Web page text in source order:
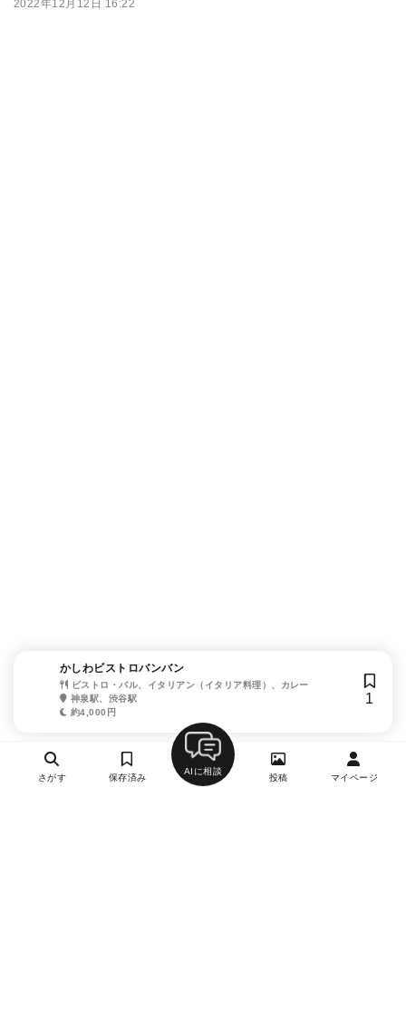
2022年12月12日 16:22
かしわビストロバンバン
ビストロ・バル、イタリアン（イタリア料理）、カレー
神泉駅、渋谷駅
約4,000円
1
さがす 保存済み
AIに相談
投稿 マイページ